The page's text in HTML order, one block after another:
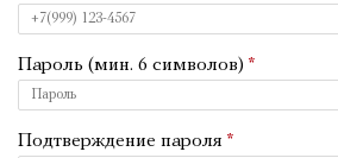
Пароль (мин. 6 символов)
Подтверждение пароля